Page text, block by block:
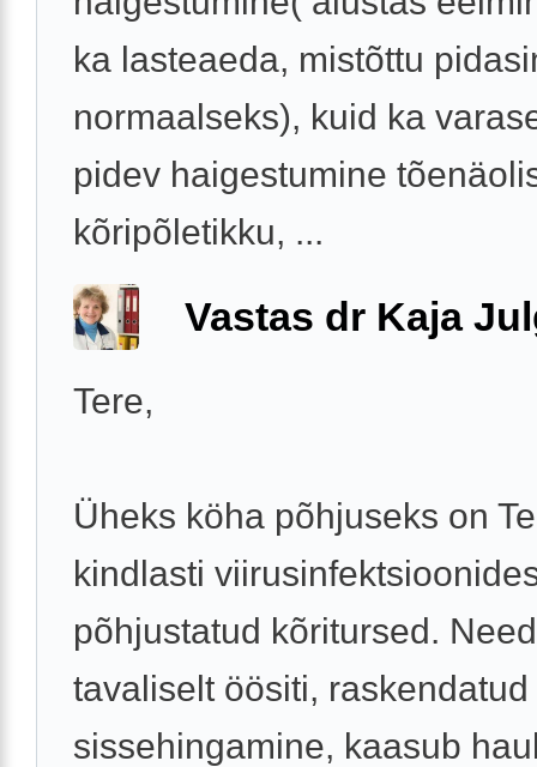
ka lasteaeda, mistõttu
normaalseks), kuid ka
pidev haigestumine
kõripõletikku, ...
Vastas dr Kaja
Tere,
Üheks köha põhjuseks on
kindlasti
põhjustatud kõritursed.
tavaliselt öösiti, raskendatud
sissehingamine, kaasub